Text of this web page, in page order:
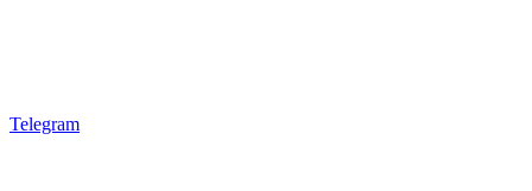
Telegram